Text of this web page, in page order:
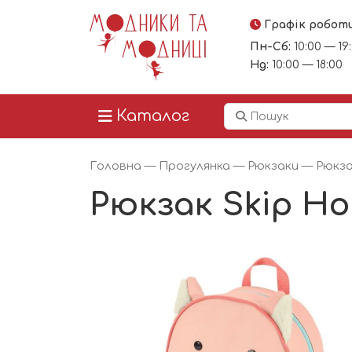
Графік
Пн-Сб: 10:00 —
Нд: 10:00 — 18:00
Каталог
Головна — Прогулянка — Рюкзаки —
Рюкзак Skip